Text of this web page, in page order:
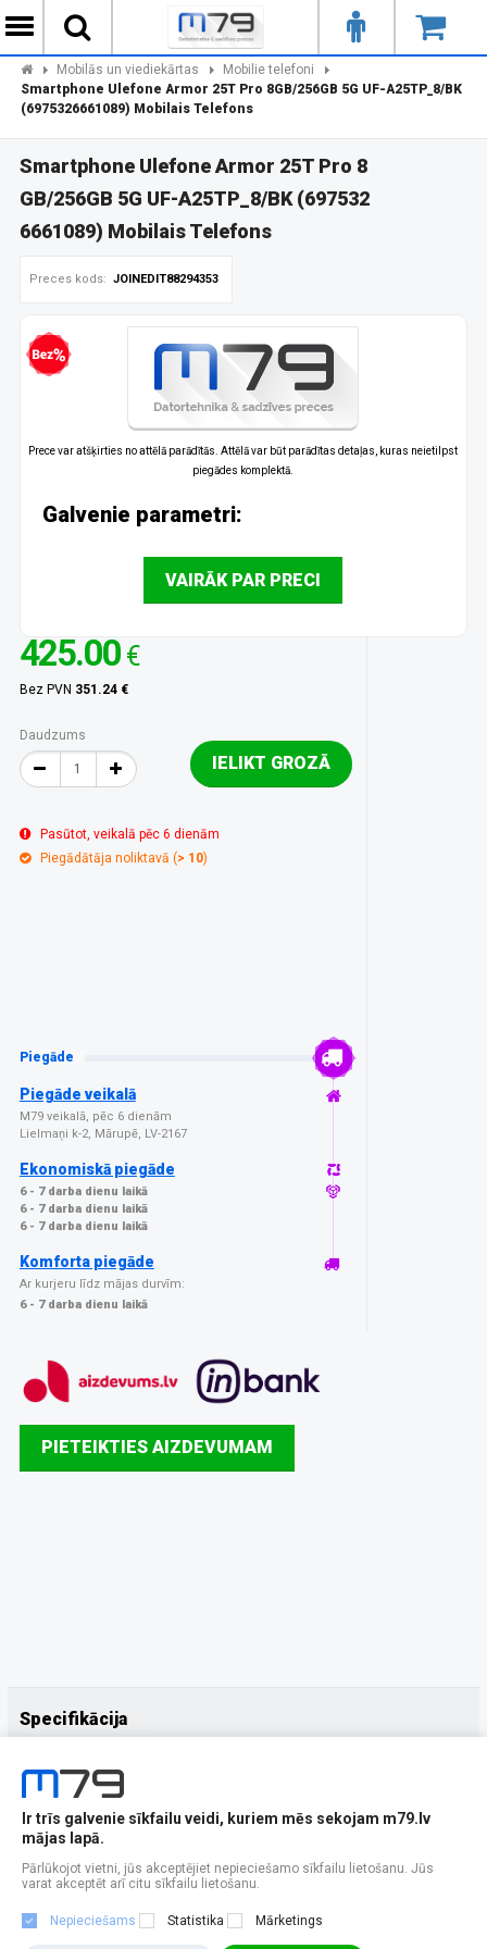
Mobilās un viediekārtas
Mobilie telefoni
Smartphone Ulefone Armor 25T Pro 8GB/256GB 5G UF-A25TP_8/BK
(6975326661089) Mobilais Telefons
Smartphone Ulefone Armor 25T Pro 8
GB/256GB 5G UF-A25TP_8/BK (697532
6661089) Mobilais Telefons
Preces kods: JOINEDIT88294353
kredīts
Prece var atšķirties no attēlā parādītās. Attēlā var būt parādītas detaļas, kuras neietilpst
piegādes komplektā.
Galvenie parametri:
VAIRĀK PAR PRECI
425.00 €
Bez PVN 351.24 €
Daudzums
IELIKT GROZĀ
Pasūtot, veikalā pēc 6 dienām
Piegādātāja noliktavā (> 10)
Piegāde
Piegāde veikalā
M79 veikalā, pēc 6 dienām
Lielmaņi k-2, Mārupē, LV-2167
Ekonomiskā piegāde
6 - 7 darba dienu laikā
6 - 7 darba dienu laikā
6 - 7 darba dienu laikā
Komforta piegāde
Ar kurjeru līdz mājas durvīm:
6 - 7 darba dienu laikā
PIETEIKTIES AIZDEVUMAM
Specifikācija
Papildus
Ir trīs galvenie sīkfailu veidi, kuriem mēs sekojam m79.lv
mājas lapā.
Pārlūkojot vietni, jūs akceptējiet nepieciešamo sīkfailu lietošanu. Jūs
varat akceptēt arī citu sīkfailu lietošanu.
Nepieciešams Statistika Mārketings